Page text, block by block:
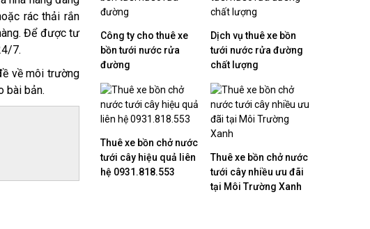
rác thải rắn
Để được tư
7.
về môi trường
bài bản.
Công ty cho thuê xe
bồn tưới nước rửa
đường
Dịch vụ thuê xe bồn
tưới nước rửa đường
chất lượng
Thuê xe bồn chở nước
tưới cây hiệu quả liên
hệ 0931.818.553
Thuê xe bồn chở nước
tưới cây nhiều ưu đãi
tại Môi Trường Xanh